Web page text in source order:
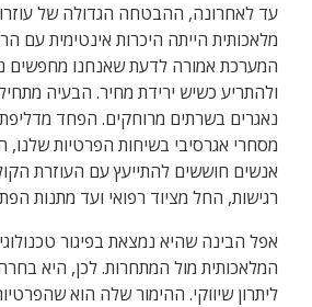
עד לאחרונה, ההבטחה הגדולה של
מלאכותית הייתה היכרות אינטימית עם
ולהתריע כשיש ירידת מחיר. הבעיה
נאגרים בשרתים מרוחקים. הפחד
מסחרי אגרסיבי בשיחות הפרטיות
אנשים חוששים להתייעץ עם העוזרת
רגישות, החל מציוד רפואי ועד מתנות
אפל הבינה שהיא נמצאת בפיגור
המלאכותית מול המתחרות. לכן, היא
ליתרון שיווקי. ההימור שלה הוא